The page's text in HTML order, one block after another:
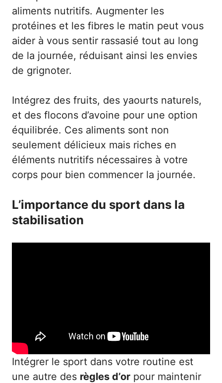
aliments nutritifs. Augmenter les
protéines et les fibres le matin peut vous
aider à vous sentir rassasié tout au long
de la journée, réduisant ainsi les envies
de grignoter.
Intégrez des fruits, des yaourts naturels,
et des flocons d’avoine pour une option
équilibrée. Ces aliments sont non
seulement délicieux mais riches en
éléments nutritifs nécessaires à votre
corps pour bien commencer la journée.
L’importance du sport dans la
stabilisation
Intégrer le sport dans votre routine est
une autre des règles d’or pour maintenir